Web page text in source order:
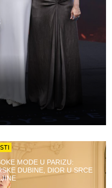
MODE U PARIZU:
DUBINE, DIOR U SRCE